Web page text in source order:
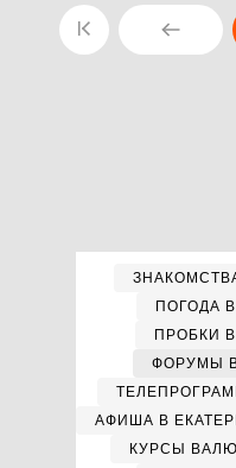
ПОГОДА
ПРОБКИ
ФОРУМЫ
АФИША В
КУРСЫ